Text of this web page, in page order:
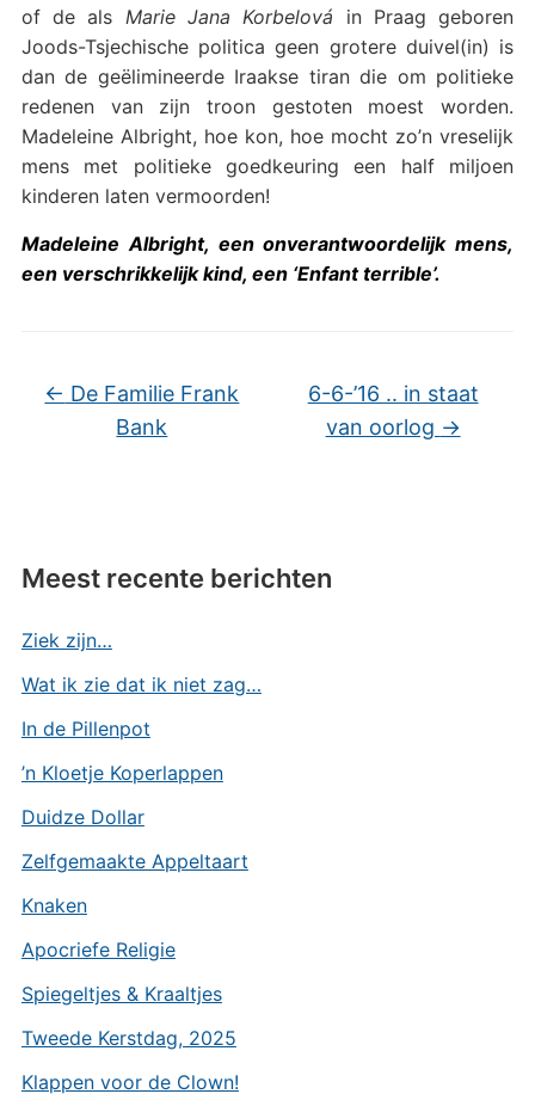
of de als Marie Jana Korbelová in Praag geboren
Joods-Tsjechische politica geen grotere duivel(in) is
dan de geëlimineerde Iraakse tiran die om politieke
redenen van zijn troon gestoten moest worden.
Madeleine Albright, hoe kon, hoe mocht zo’n vreselijk
mens met politieke goedkeuring een half miljoen
kinderen laten vermoorden!
Madeleine Albright, een onverantwoordelijk mens,
een verschrikkelijk kind, een ‘Enfant terrible’.
← De Familie Frank
Bank
6-6-’16 .. in staat
van oorlog →
Meest recente berichten
Ziek zijn…
Wat ik zie dat ik niet zag…
In de Pillenpot
’n Kloetje Koperlappen
Duidze Dollar
Zelfgemaakte Appeltaart
Knaken
Apocriefe Religie
Spiegeltjes & Kraaltjes
Tweede Kerstdag, 2025
Klappen voor de Clown!